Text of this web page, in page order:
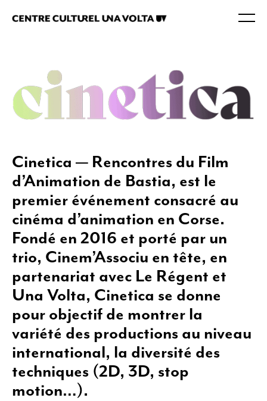
Cinetica — Rencontres du Film
d’Animation de Bastia, est le
premier événement consacré au
cinéma d’animation en Corse.
Fondé en 2016 et porté par un
trio, Cinem’Associu en tête, en
partenariat avec Le Régent et
Una Volta, Cinetica se donne
pour objectif de montrer la
variété des productions au niveau
international, la diversité des
techniques (2D, 3D, stop
motion…).